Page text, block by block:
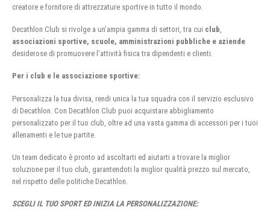
creatore e fornitore di attrezzature sportive in tutto il mondo.
Decathlon Club si rivolge a un’ampia gamma di settori, tra cui club
associazioni sportive, scuole, amministrazioni pubbliche e aziende
desiderose di promuovere l’attività fisica tra dipendenti e clienti.
Per i club e le associazione sportive:
Personalizza la tua divisa, rendi unica la tua squadra con il servizio esclusivo
di Decathlon. Con Decathlon Club puoi acquistare abbigliamento
personalizzato per il tuo club, oltre ad una vasta gamma di accessori per i tuoi
allenamenti e le tue partite.
Un team dedicato è pronto ad ascoltarti ed aiutarti a trovare la miglior
soluzione per il tuo club, garantendoti la miglior qualità prezzo sul mercato,
nel rispetto delle politiche Decathlon.
SCEGLI IL TUO SPORT ED INIZIA LA PERSONALIZZAZIONE: